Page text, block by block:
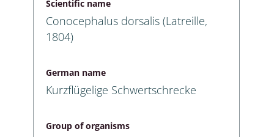
Scientific name
Conocephalus dorsalis (Latreille,
1804)
German name
Kurzflügelige Schwertschrecke
Group of organisms